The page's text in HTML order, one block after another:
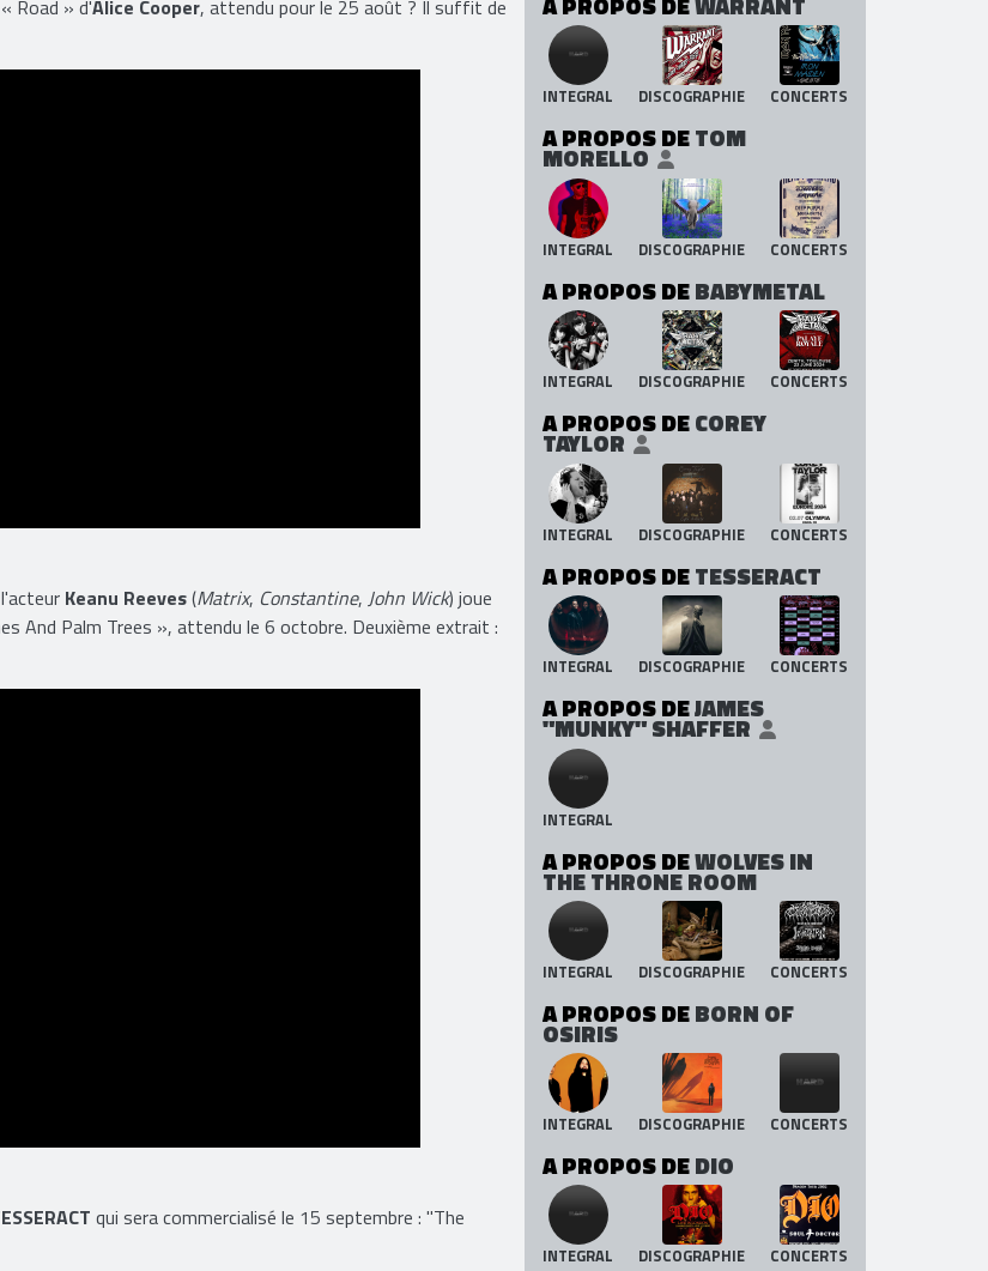
Road » d'Alice Cooper, attendu pour le 25 août ? Il suffit de
Keanu Reeves(Matrix, Constantine, John Wick) joue
And Palm Trees », attendu le 6 octobre. Deuxième extrait :
qui sera commercialisé le 15 septembre : "The
INTEGRAL DISCOGRAPHIE CONCERTS
A PROPOS DETOM
MORELLO
INTEGRAL DISCOGRAPHIE CONCERTS
A PROPOS DEBABYMETAL
INTEGRAL DISCOGRAPHIE CONCERTS
A PROPOS DECOREY
TAYLOR
INTEGRAL DISCOGRAPHIE CONCERTS
A PROPOS DETESSERACT
INTEGRAL DISCOGRAPHIE CONCERTS
A PROPOS DEJAMES
"MUNKY" SHAFFER
INTEGRAL
A PROPOS DEWOLVES IN
THE THRONE ROOM
INTEGRAL DISCOGRAPHIE CONCERTS
A PROPOS DEBORN OF
OSIRIS
INTEGRAL DISCOGRAPHIE CONCERTS
A PROPOS DEDIO
INTEGRAL DISCOGRAPHIE CONCERTS